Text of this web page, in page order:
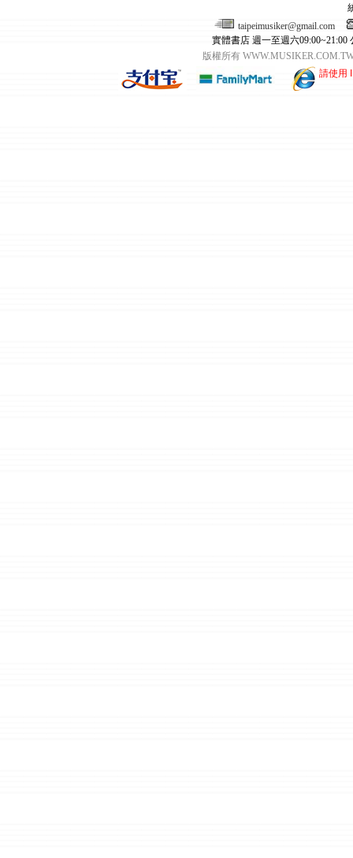
taipeimusiker@gmail.com
實體書店 週一至週六09:00~21:00
版權所有
請使用